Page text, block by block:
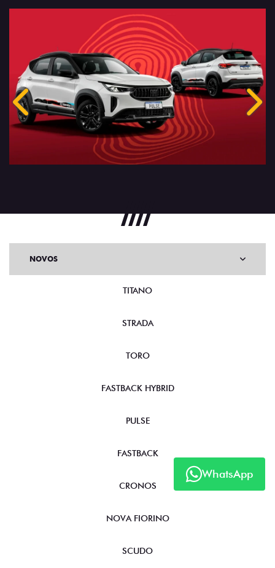
Anterior
WhatsApp
NOVOS
TITANO
STRADA
TORO
FASTBACK HYBRID
PULSE
FASTBACK
CRONOS
NOVA FIORINO
SCUDO